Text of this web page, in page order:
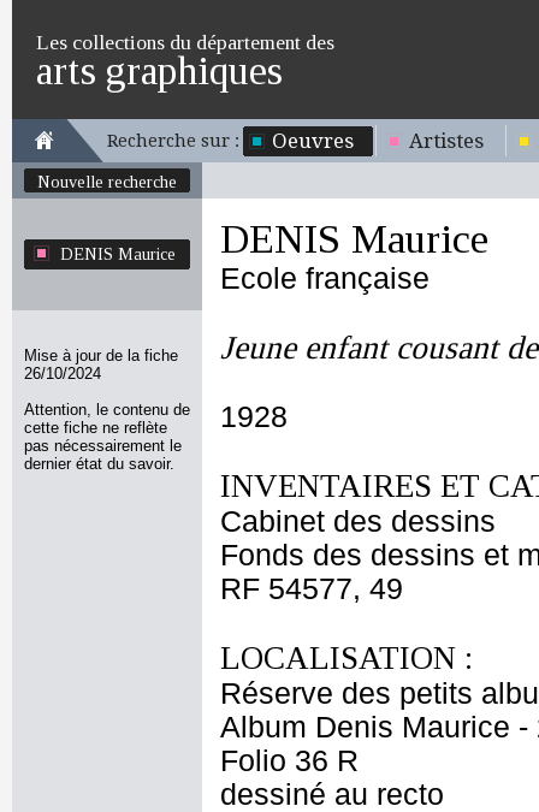
Les collections du département des
arts graphiques
Recherche sur : Oeuvres Artistes
Nouvelle recherche
DENIS Maurice
Mise à jour de la fiche
26/10/2024
Attention, le contenu de
cette fiche ne reflète
pas nécessairement le
dernier état du savoir.
DENIS Maurice
Ecole française
Jeune enfant cousant
1928
INVENTAIRES ET
Cabinet des dessins
Fonds des dessins et
RF 54577, 49
LOCALISATION :
Réserve des petits
Album Denis Maurice -
Folio 36 R
dessiné au recto